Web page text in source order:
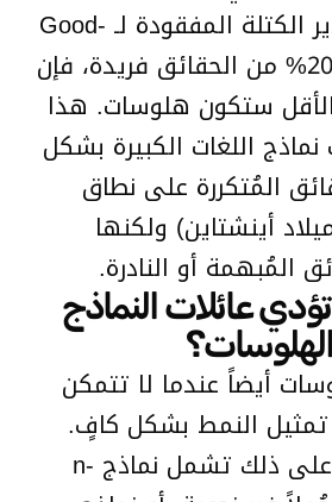
بالمُقارنة مع تقدير الكتلة المفقودة لـ Good-
Turing، إذا كانت 20% من الحقائق فريدة، فإن
الأقل ستكون هلوسات. هذا
اللغات الكبيرة بشكل
المُتكررة على نطاق
أينشتاين) ولكنها
المُبهمة أو النادرة.
عائلات النماذج
أيضاً عندما لا تتمكن
النمط بشكل كافٍ.
أمثلة كلاسيكية على ذلك تشمل نماذج n-